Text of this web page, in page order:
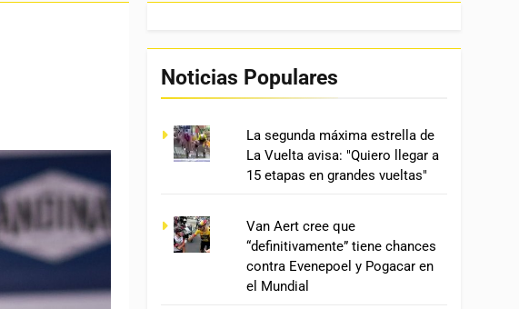
Noticias Populares
La segunda máxima estrella de
La Vuelta avisa: "Quiero llegar a
15 etapas en grandes vueltas"
Van Aert cree que
“definitivamente” tiene chances
contra Evenepoel y Pogacar en
el Mundial